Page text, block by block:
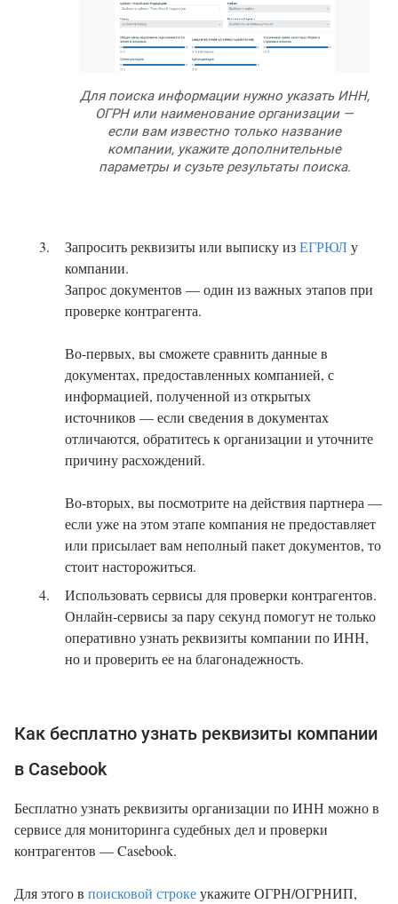
Для поиска информации нужно указать ИНН,
ОГРН или наименование организации —
если вам известно только название
компании, укажите дополнительные
параметры и сузьте результаты поиска.
Запросить реквизиты или выписку изЕГРЮЛу
компании.
Запрос документов — один из важных этапов при
проверке контрагента.
Во-первых, вы сможете сравнить данные в
документах, предоставленных компанией, с
информацией, полученной из открытых
источников — если сведения в документах
отличаются, обратитесь к организации и уточните
причину расхождений.
Во-вторых, вы посмотрите на действия партнера —
если уже на этом этапе компания не предоставляет
или присылает вам неполный пакет документов, то
стоит насторожиться.
Использовать сервисы для проверки контрагентов.
Онлайн-сервисы за пару секунд помогут не только
оперативно узнать реквизиты компании по ИНН,
но и проверить ее на благонадежность.
Как бесплатно узнать реквизиты компании
в Casebook
Бесплатно узнать реквизиты организации по ИНН можно в
сервисе для мониторинга судебных дел и проверки
контрагентов — Casebook.
Для этого в поисковой строкеукажите ОГРН/ОГРНИП,